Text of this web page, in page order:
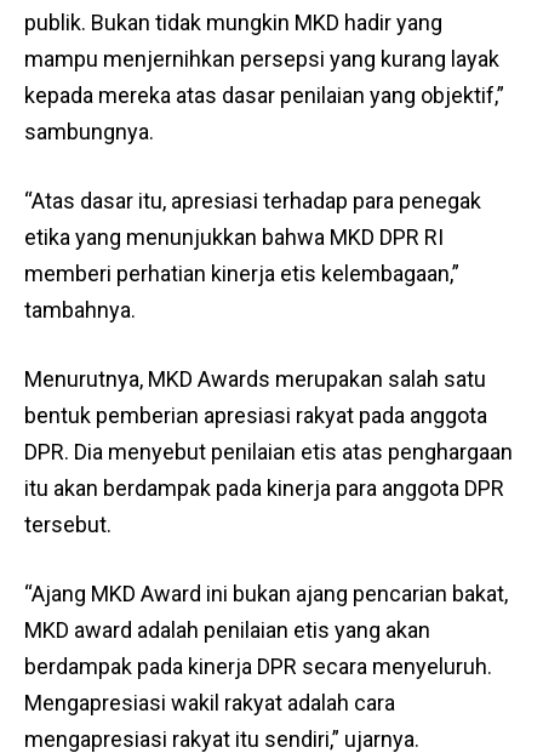
publik. Bukan tidak mungkin MKD hadir yang
mampu menjernihkan persepsi yang kurang layak
kepada mereka atas dasar penilaian yang objektif,”
sambungnya.
“Atas dasar itu, apresiasi terhadap para penegak
etika yang menunjukkan bahwa MKD DPR RI
memberi perhatian kinerja etis kelembagaan,”
tambahnya.
Menurutnya, MKD Awards merupakan salah satu
bentuk pemberian apresiasi rakyat pada anggota
DPR. Dia menyebut penilaian etis atas penghargaan
itu akan berdampak pada kinerja para anggota DPR
tersebut.
“Ajang MKD Award ini bukan ajang pencarian bakat,
MKD award adalah penilaian etis yang akan
berdampak pada kinerja DPR secara menyeluruh.
Mengapresiasi wakil rakyat adalah cara
mengapresiasi rakyat itu sendiri,” ujarnya.